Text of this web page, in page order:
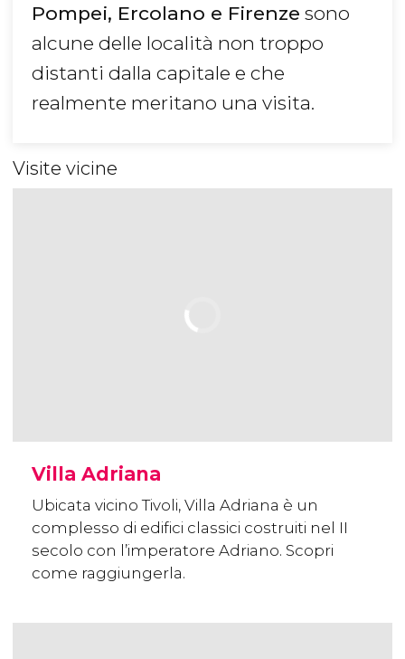
Pompei, Ercolano e Firenze sono
alcune delle località non troppo
distanti dalla capitale e che
realmente meritano una visita.
Visite vicine
Villa Adriana
Ubicata vicino Tivoli, Villa Adriana è un
complesso di edifici classici costruiti nel II
secolo con l’imperatore Adriano. Scopri
come raggiungerla.